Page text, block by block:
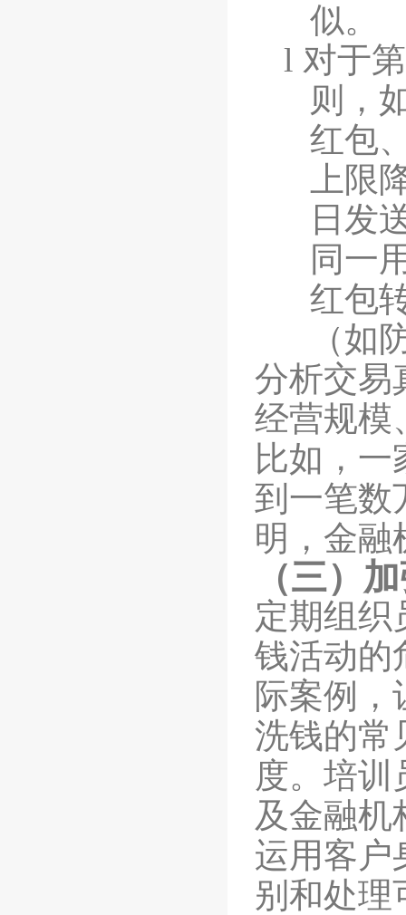
似。
l 对于
则，
红包
上限
日发
同一
红包
（如
分析交易
经营规模
比如，
到一笔数
明，金融
（三）
定期组织
钱活动的
际案例，
洗钱的常
度。 培训
及金融机
运用客户
别和处理